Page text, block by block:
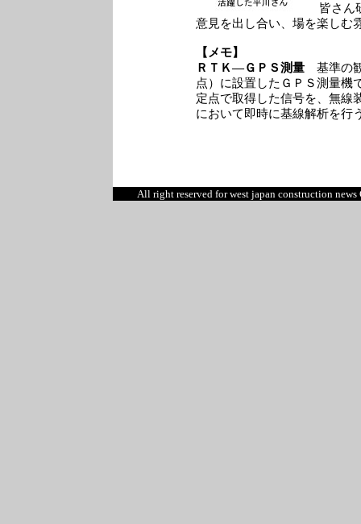
皆さん
意見を出し合い、場を楽しむ
【メモ】
ＲＴＫ―ＧＰＳ測量 基準の
点）に設置したＧＰＳ測量機
定点で取得した信号を、無線
において即時に基線解析を行
All right reserved for west japan construction